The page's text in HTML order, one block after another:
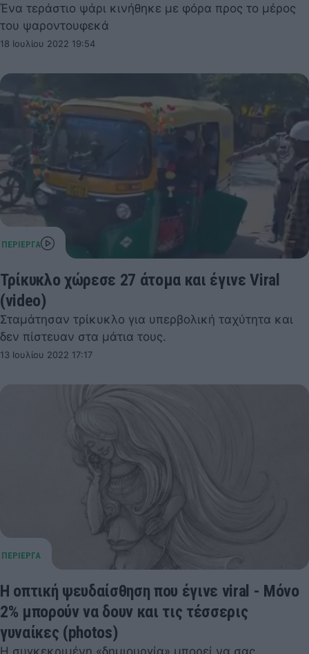
Ένα τεράστιο ψάρι κινήθηκε με φόρα προς το μέρος
του ψαροντουφεκά
18 Ιουλίου 2022 19:54
Τρίκυκλο χώρεσε 27 άτομα και έγινε Viral
(video)
Σταμάτησαν τρίκυκλο για υπερβολική ταχύτητα και
δεν πίστευαν στα μάτια τους.
13 Ιουλίου 2022 17:17
Η οπτική ψευδαίσθηση που έγινε viral - Μόνο
2% μπορούν να δουν και τις τέσσερις
γυναίκες (photos)